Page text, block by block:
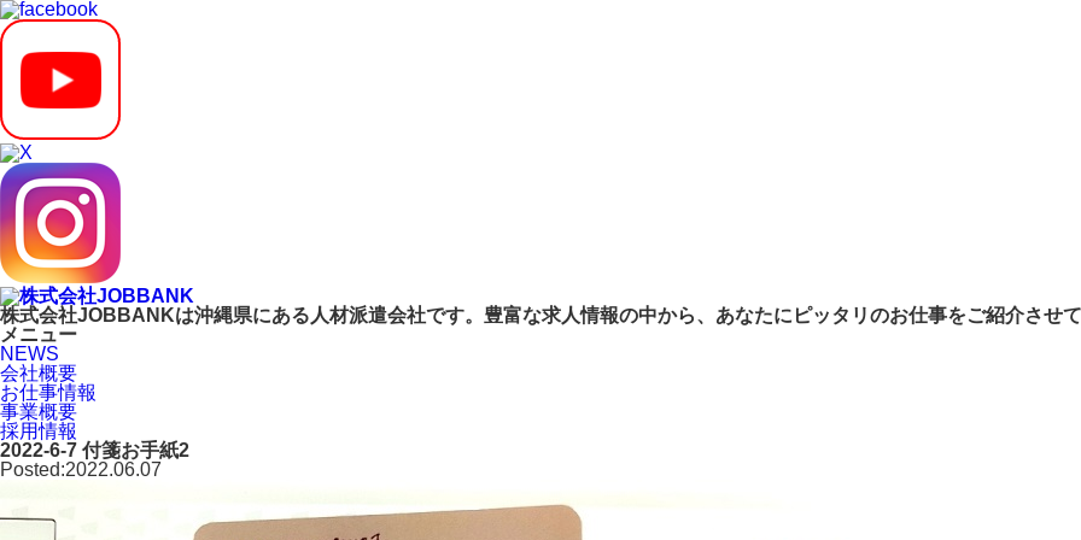
株式会社JOBBANKは沖縄県にある人材派遣会社です。豊富な求人情報の中から、あなたにピッタリのお仕事をご紹介させて
メニュー
NEWS
会社概要
お仕事情報
事業概要
採用情報
2022-6-7 付箋お手紙2
Posted:2022.06.07